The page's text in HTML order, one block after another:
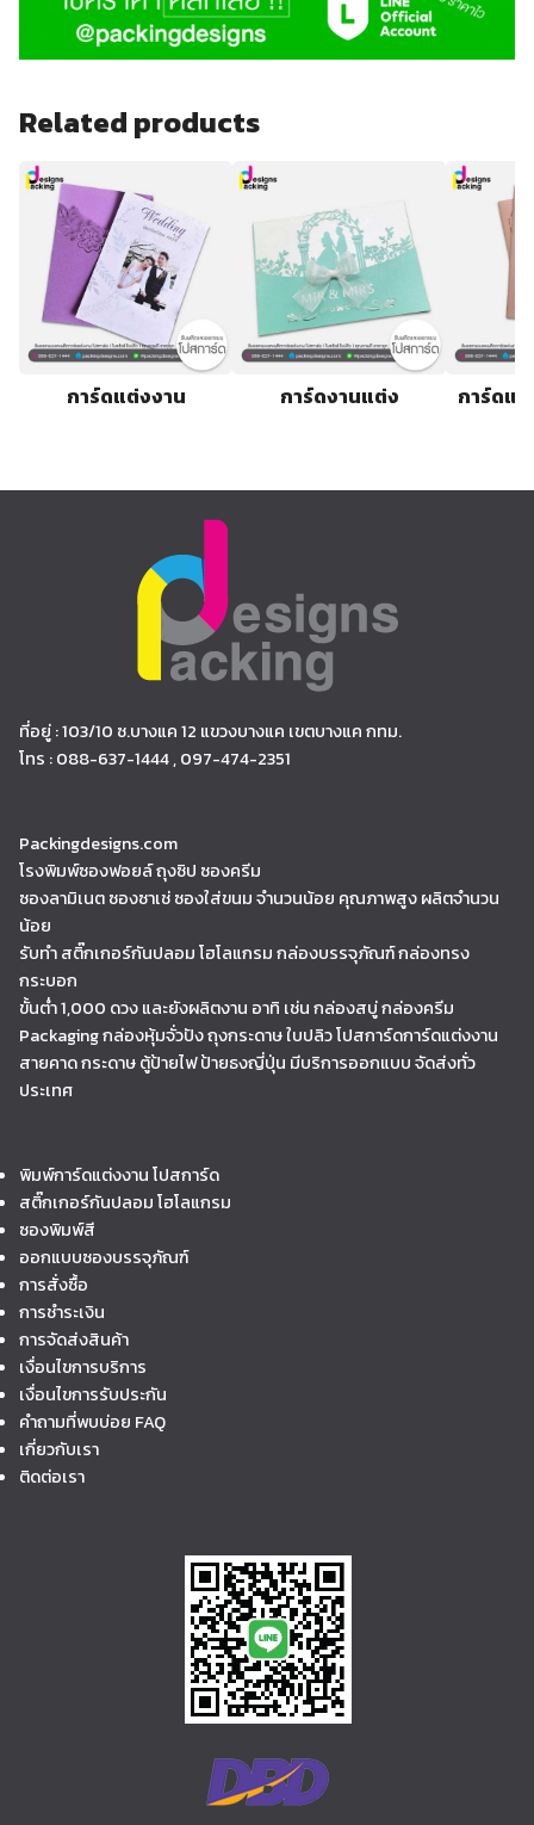
Related products
การ์ดแต่งงาน การ์ดงานแต่ง การ์ดแต่
ที่อยู่ : 103/10 ซ.บางแค 12 แขวงบางแค เขตบางแค กทม.
โทร : 088-637-1444 , 097-474-2351
Packingdesigns.com
โรงพิมพ์ซองฟอยล์ ถุงซิป ซองครีม
ซองลามิเนต ซองซาเช่ ซองใส่ขนม จำนวนน้อย คุณภาพสูง ผลิตจำนวน
น้อย
รับทำ สติ๊กเกอร์กันปลอม โฮโลแกรม กล่องบรรจุภัณฑ์ กล่องทรง
กระบอก
ขั้นต่ำ 1,000 ดวง และยังผลิตงาน อาทิ เช่น กล่องสบู่ กล่องครีม
Packaging กล่องหุ้มจั่วปัง ถุงกระดาษ ใบปลิว โปสการ์ดการ์ดแต่งงาน
สายคาด กระดาษ ตู้ป้ายไฟ ป้ายธงญี่ปุ่น มีบริการออกแบบ จัดส่งทั่ว
ประเทศ
พิมพ์การ์ดแต่งงาน โปสการ์ด
สติ๊กเกอร์กันปลอม โฮโลแกรม
ซองพิมพ์สี
ออกแบบซองบรรจุภัณฑ์
การสั่งซื้อ
การชำระเงิน
การจัดส่งสินค้า
เงื่อนไขการบริการ
เงื่อนไขการรับประกัน
คำถามที่พบบ่อย FAQ
เกี่ยวกับเรา
ติดต่อเรา